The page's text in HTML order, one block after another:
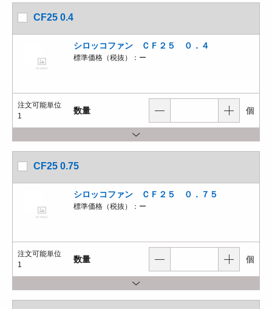
CF25 0.4
シロッコファン ＣＦ２５ ０．４
標準価格（税抜）： ー
注文可能単位
1
数量 個
CF25 0.75
シロッコファン ＣＦ２５ ０．７５
標準価格（税抜）： ー
注文可能単位
1
数量 個